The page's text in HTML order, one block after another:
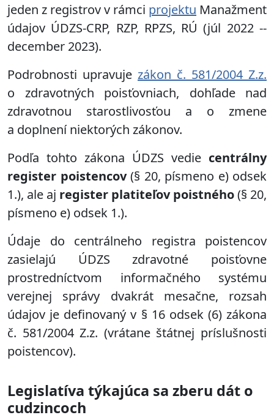
jeden z registrov v rámci projektu Manažment
údajov ÚDZS-CRP, RZP, RPZS, RÚ (júl 2022 --
december 2023).
Podrobnosti upravuje zákon č. 581/2004 Z.z.
o zdravotných poisťovniach, dohľade nad
zdravotnou starostlivosťou a o zmene
a doplnení niektorých zákonov.
Podľa tohto zákona ÚDZS vedie centrálny
register poistencov(§ 20, písmeno e) odsek
1.), ale aj register platiteľov poistného(§ 20,
písmeno e) odsek 1.).
Údaje do centrálneho registra poistencov
zasielajú ÚDZS zdravotné poisťovne
prostredníctvom informačného systému
verejnej správy dvakrát mesačne, rozsah
údajov je definovaný v § 16 odsek (6) zákona
č. 581/2004 Z.z. (vrátane štátnej príslušnosti
poistencov).
Legislatíva týkajúca sa zberu dát o
cudzincoch